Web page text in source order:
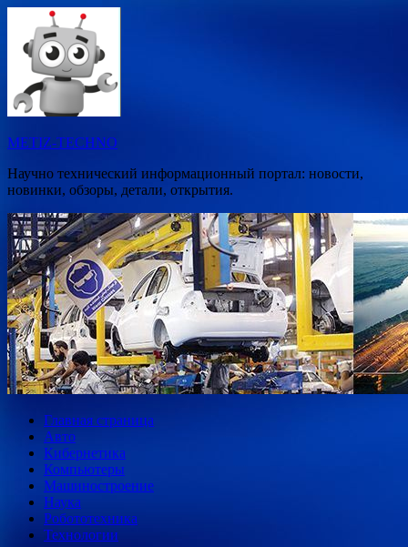
Перейти
содержимому
METIZ-TECHNO
Научно технический информационный портал: новости,
новинки, обзоры, детали, открытия.
Главная страница
Авто
Кибернетика
Компьютеры
Машиностроение
Наука
Робототехника
Технологии